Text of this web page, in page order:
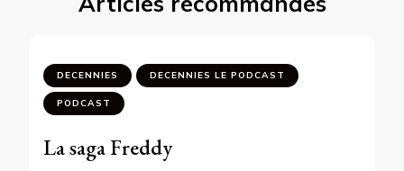
DECENNIES DECENNIES LE PODCAST
PODCAST
La saga Freddy